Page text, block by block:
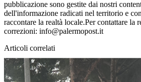
pubblicazione sono gestite dai nostri
dell'informazione radicati nel territorio e
raccontare la realtà locale.Per contattare la
correzioni: info@palermopost.it
Articoli correlati